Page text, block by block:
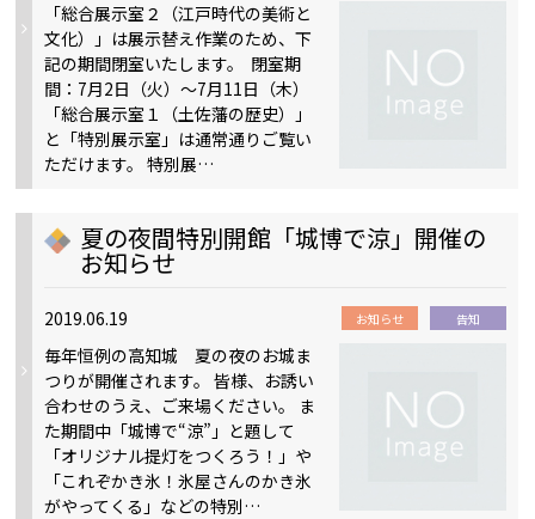
「総合展示室２（江戸時代の美術と
文化）」は展示替え作業のため、下
記の期間閉室いたします。 閉室期
間：7月2日（火）～7月11日（木）
「総合展示室１（土佐藩の歴史）」
と「特別展示室」は通常通りご覧い
ただけます。 特別展…
夏の夜間特別開館「城博で涼」開催の
お知らせ
2019.06.19 お知らせ 告知
毎年恒例の高知城 夏の夜のお城ま
つりが開催されます。 皆様、お誘い
合わせのうえ、ご来場ください。 ま
た期間中「城博で“涼”」と題して
「オリジナル提灯をつくろう！」や
「これぞかき氷！氷屋さんのかき氷
がやってくる」などの特別…